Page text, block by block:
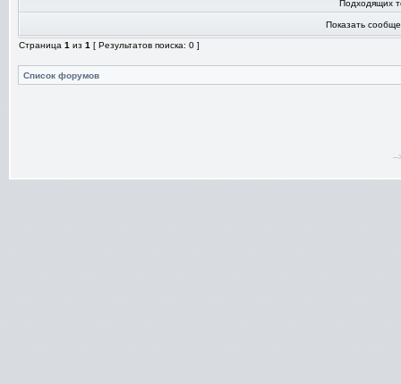
Подходящих
Показать
Страница 1 из 1 [ Результатов поиска: 0 ]
Список форумов
--